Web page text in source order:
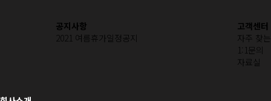
공지사항
2021 여름휴가일정공지
고객센터
자주 찾
1:1문의
자료실